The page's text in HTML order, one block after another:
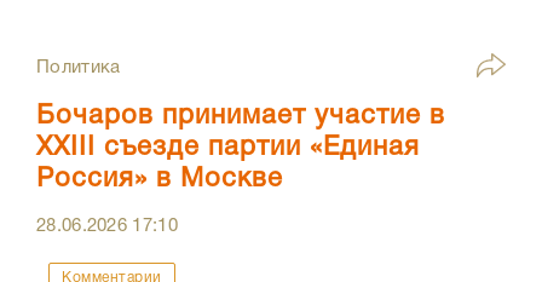
Политика
Бочаров принимает участие в
XXIII съезде партии «Единая
Россия» в Москве
28.06.2026 17:10
Комментарии